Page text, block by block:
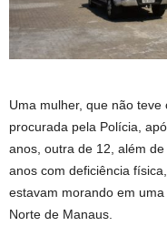
Uma mulher, que não
procurada pela Polícia,
anos, outra de 12, além
anos com deficiência
estavam morando em
Norte de Manaus.